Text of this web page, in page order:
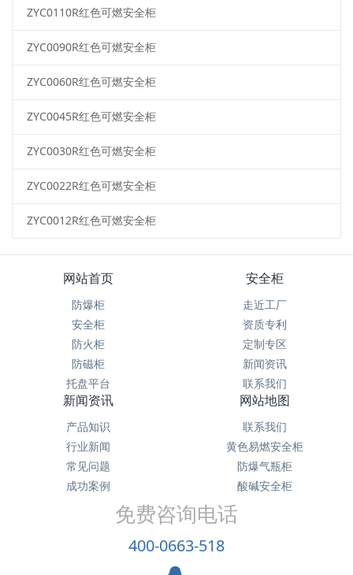
ZYC0110R红色可燃安全柜
ZYC0090R红色可燃安全柜
ZYC0060R红色可燃安全柜
ZYC0045R红色可燃安全柜
ZYC0030R红色可燃安全柜
ZYC0022R红色可燃安全柜
ZYC0012R红色可燃安全柜
网站首页
防爆柜
安全柜
防火柜
防磁柜
托盘平台
安全柜
走近工厂
资质专利
定制专区
新闻资讯
联系我们
新闻资讯
产品知识
行业新闻
常见问题
成功案例
网站地图
联系我们
黄色易燃安全柜
防爆气瓶柜
酸碱安全柜
免费咨询电话
400-0663-518